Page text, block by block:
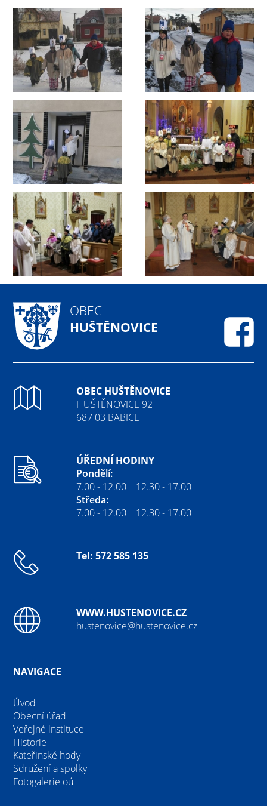
OBEC
HUŠTĚNOVICE
OBEC HUŠTĚNOVICE
HUŠTĚNOVICE 92
687 03 BABICE
ÚŘEDNÍ HODINY
Pondělí:
7.00 - 12.00 12.30 - 17.00
Středa:
7.00 - 12.00 12.30 - 17.00
Tel: 572 585 135
WWW.HUSTENOVICE.CZ
hustenovice@hustenovice.cz
NAVIGACE
Úvod
Obecní úřad
Veřejné instituce
Historie
Kateřinské hody
Sdružení a spolky
Fotogalerie oú